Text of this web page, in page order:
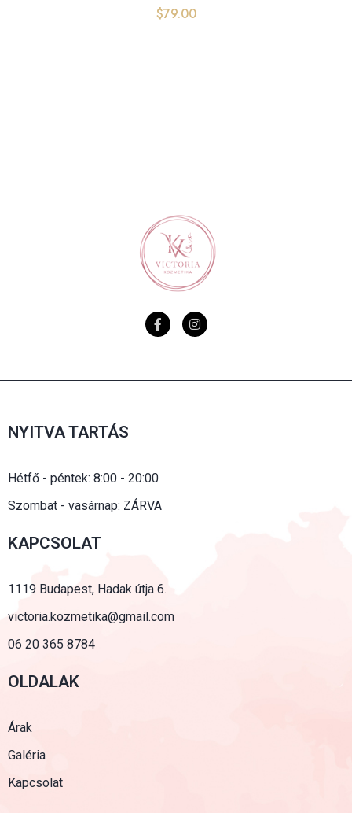
$79.00
OLDALAK
Árak
Galéria
Kapcsolat
KAPCSOLAT
1119 Budapest, Hadak útja 6.
victoria.kozmetika@gmail.com
06 20 365 8784
NYITVA TARTÁS
Hétfő - péntek: 8:00 - 20:00
Szombat - vasárnap: ZÁRVA